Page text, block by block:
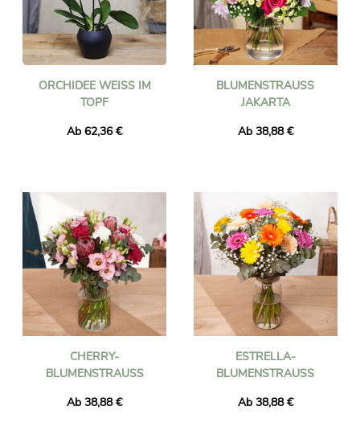
ORCHIDEE WEISS IM T
OPF
Ab 62,36 €
BLUMENSTRAUSS J
AKARTA
Ab 38,88 €
CHERRY-
BLUMENSTRAUSS
Ab 38,88 €
ESTRELLA-
BLUMENSTRAUSS
Ab 38,88 €